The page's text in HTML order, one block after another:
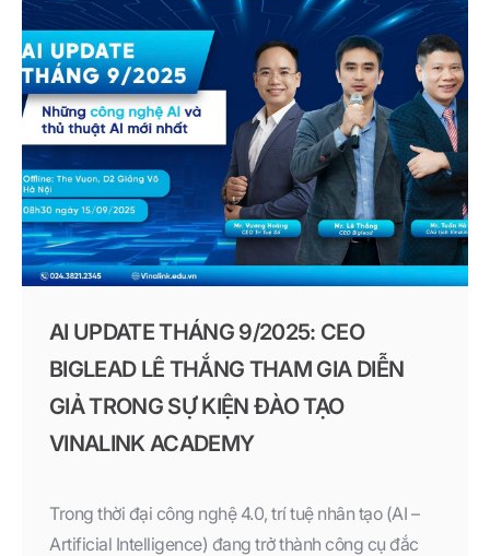
quy trình và tạo ra trải nghiệm khách hàng vượt trội.
AI UPDATE THÁNG 9/2025: CEO
BIGLEAD LÊ THẮNG THAM GIA DIỄN
GIẢ TRONG SỰ KIỆN ĐÀO TẠO
VINALINK ACADEMY
Trong thời đại công nghệ 4.0, trí tuệ nhân tạo (AI –
Artificial Intelligence) đang trở thành công cụ đắc